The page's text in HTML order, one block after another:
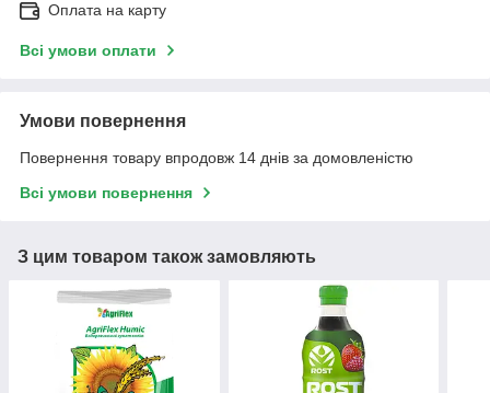
Оплата на карту
Всі умови оплати
Умови повернення
Повернення товару впродовж 14 днів за домовленістю
Всі умови повернення
З цим товаром також замовляють